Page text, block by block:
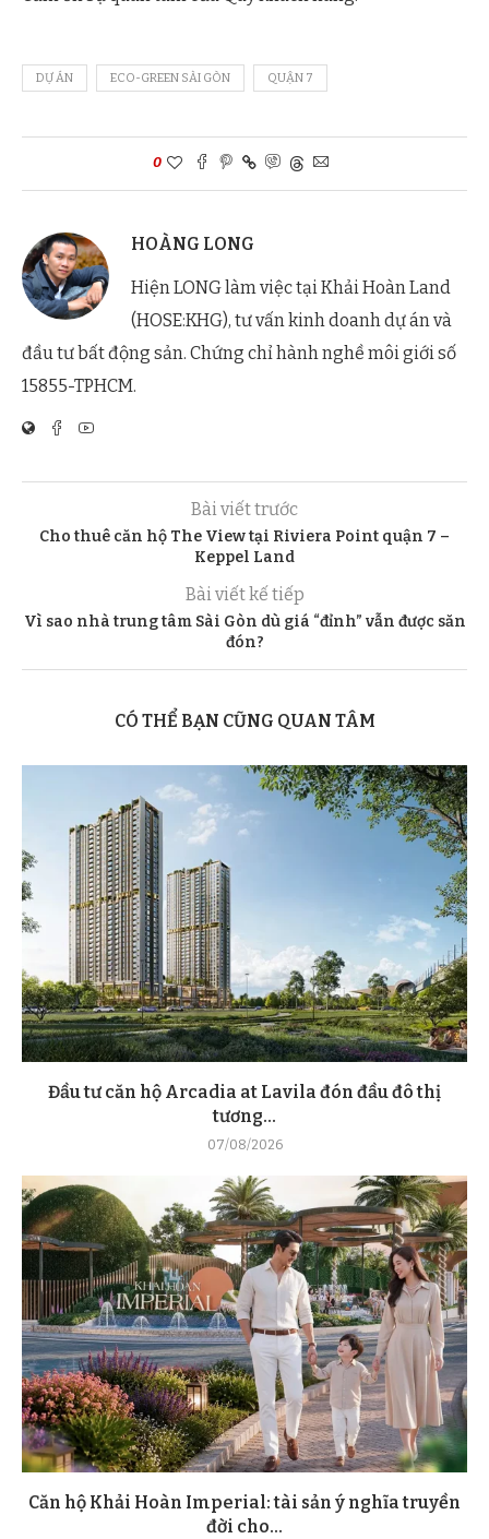
DỰ ÁN ECO-GREEN SÀI GÒN QUẬN 7
0
HOÀNG LONG
Hiện LONG làm việc tại Khải Hoàn Land
(HOSE:KHG), tư vấn kinh doanh dự án và
đầu tư bất động sản. Chứng chỉ hành nghề môi giới số
15855-TPHCM.
Bài viết trước
Cho thuê căn hộ The View tại Riviera Point quận 7 –
Keppel Land
Bài viết kế tiếp
Vì sao nhà trung tâm Sài Gòn dù giá “đỉnh” vẫn được săn
đón?
CÓ THỂ BẠN CŨNG QUAN TÂM
Đầu tư căn hộ Arcadia at Lavila đón đầu đô thị
tương...
07/08/2026
Căn hộ Khải Hoàn Imperial: tài sản ý nghĩa truyền
đời cho...